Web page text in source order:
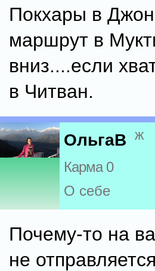
Покхары в
маршрут в
вниз....если
в Читван.
ОльгаВ ж
Карма 0
О себе
Почему-то на
не